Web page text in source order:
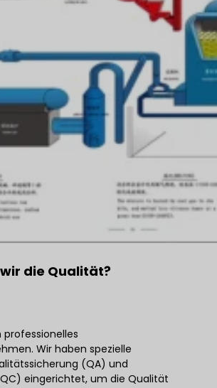
die Qualität?
professionelles
Wir haben spezielle
(QA) und
eingerichtet, um die Qualität